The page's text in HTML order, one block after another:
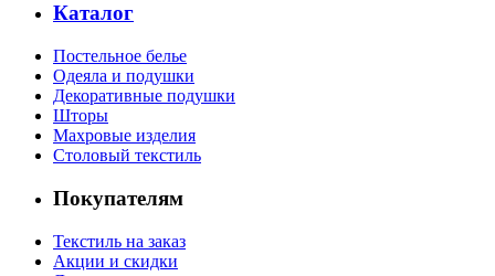
Каталог
Постельное белье
Одеяла и подушки
Декоративные подушки
Шторы
Махровые изделия
Столовый текстиль
Покупателям
Текстиль на заказ
Акции и скидки